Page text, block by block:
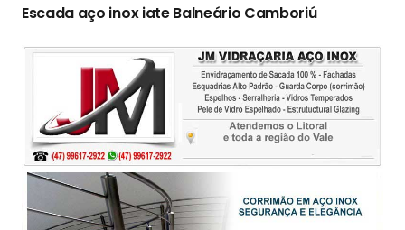
Escada aço inox iate Balneário Camboriú